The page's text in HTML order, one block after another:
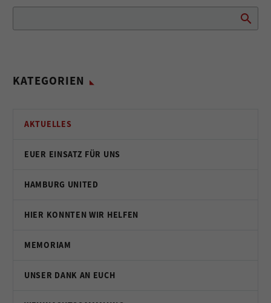
KATEGORIEN
AKTUELLES
EUER EINSATZ FÜR UNS
HAMBURG UNITED
HIER KONNTEN WIR HELFEN
MEMORIAM
UNSER DANK AN EUCH